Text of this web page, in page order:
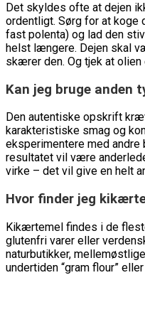
Det skyldes ofte at dejen
ordentligt. Sørg for at koge
fast polenta) og lad den
helst længere. Dejen skal
skærer den. Og tjek at olien
Kan jeg bruge anden
Den autentiske opskrift
karakteristiske smag og
eksperimentere med
resultatet vil være
virke – det vil give en helt
Hvor finder jeg
Kikærtemel findes i de
glutenfri varer eller
naturbutikker,
undertiden “gram flour”